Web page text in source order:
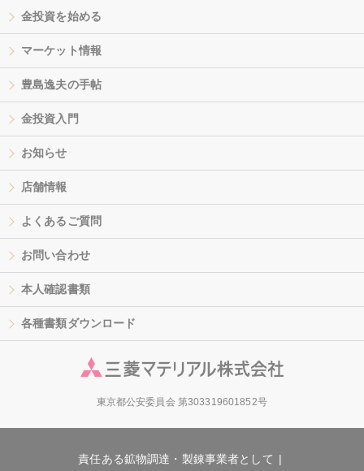
金投資を始める
マーケット情報
豊島逸夫の手帖
金投資入門
お知らせ
店舗情報
よくあるご質問
お問い合わせ
本人確認書類
各種書類ダウンロード
東京都公安委員会 第303319601852号
責任ある鉱物調達・製錬事業者として